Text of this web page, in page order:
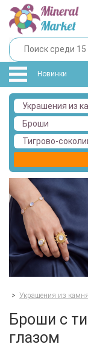
Новинки
> Украшения из камня
Броши с
глазом